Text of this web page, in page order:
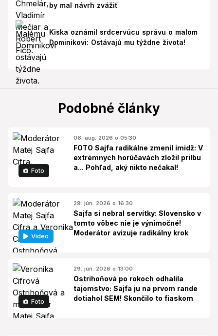
by mal návrh zvážiť
Kiska oznámil srdcervúcu správu o malom
Dominikovi: Ostávajú mu týždne života!
Podobné články
Foto
06. aug. 2026 o 05:30
FOTO Sajfa radikálne zmenil imidž: V
extrémnych horúčavách zložil prilbu
a... Pohľad, aký nikto nečakal!
Video
29. jún. 2026 o 16:30
Sajfa si nebral servítky: Slovensko v
tomto vôbec nie je výnimočné!
Moderátor avizuje radikálny krok
Foto
29. jún. 2026 o 13:00
Ostrihoňová po rokoch odhalila
tajomstvo: Sajfa ju na prvom rande
dotiahol SEM! Skončilo to fiaskom